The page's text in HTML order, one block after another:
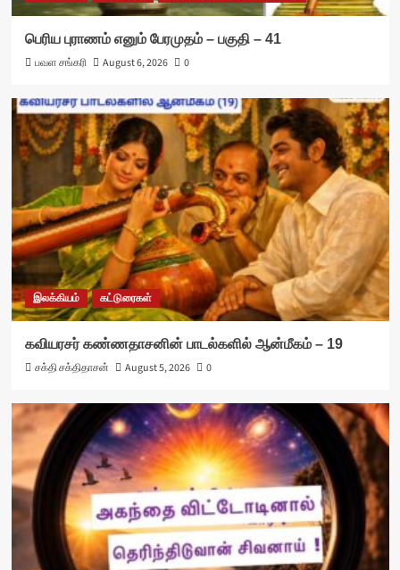
பெரிய புராணம் எனும் பேரமுதம் – பகுதி – 41
பவள சங்கரி
August 6, 2026 0
இலக்கியம் கட்டுரைகள்
கவியரசர் கண்ணதாசனின் பாடல்களில் ஆன்மீகம் – 19
சக்தி சக்திதாசன்
August 5, 2026 0